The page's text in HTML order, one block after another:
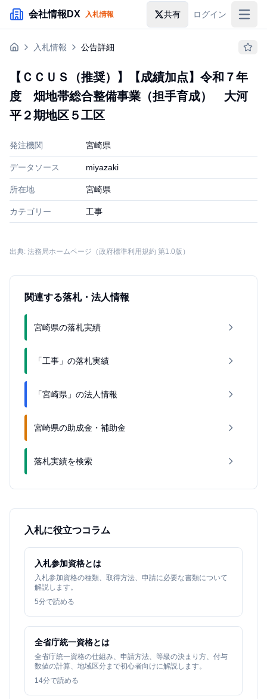
メインコンテンツにスキップ
会社情報DX 入札情報 共有 ログイン
入札情報
助成金・補助金
企業検索
入札情報 公告詳細
【ＣＣＵＳ（推奨）】【成績加点】令和７年
度 畑地帯総合整備事業（担手育成） 大河
平２期地区５工区
発注機関 宮崎県
データソース miyazaki
所在地 宮崎県
カテゴリー 工事
出典: 法務局ホームページ（政府標準利用規約 第1.0版）
関連する落札・法人情報
宮崎県の落札実績
「工事」の落札実績
「宮崎県」の法人情報
宮崎県の助成金・補助金
落札実績を検索
入札に役立つコラム
入札参加資格とは
入札参加資格の種類、取得方法、申請に必要な書類について
解説します。
5分で読める
全省庁統一資格とは
全省庁統一資格の仕組み、申請方法、等級の決まり方、付与
数値の計算、地域区分まで初心者向けに解説します。
14分で読める